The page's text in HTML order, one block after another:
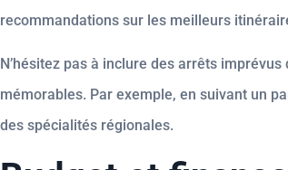
recommandations sur les meilleurs
N’hésitez pas à inclure des arrêts
mémorables. Par exemple, en suivant un
des spécialités régionales.